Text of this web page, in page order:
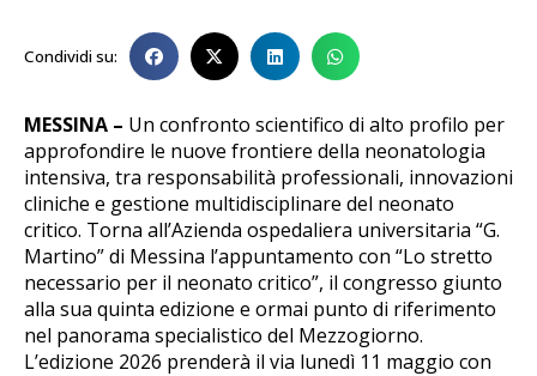
Condividi su:
MESSINA – Un confronto scientifico di alto profilo per
approfondire le nuove frontiere della neonatologia
intensiva, tra responsabilità professionali, innovazioni
cliniche e gestione multidisciplinare del neonato
critico. Torna all’Azienda ospedaliera universitaria “G.
Martino” di Messina l’appuntamento con “Lo stretto
necessario per il neonato critico”, il congresso giunto
alla sua quinta edizione e ormai punto di riferimento
nel panorama specialistico del Mezzogiorno.
L’edizione 2026 prenderà il via lunedì 11 maggio con